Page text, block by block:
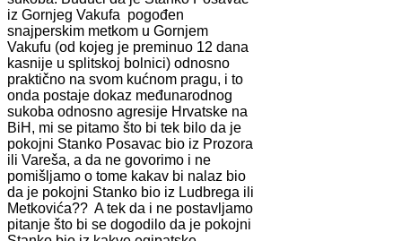
iz Gornjeg Vakufa pogođen
snajperskim metkom u Gornjem
Vakufu (od kojeg je preminuo 12 dana
kasnije u splitskoj bolnici) odnosno
praktično na svom kućnom pragu, i to
onda postaje dokaz međunarodnog
sukoba odnosno agresije Hrvatske na
BiH, mi se pitamo što bi tek bilo da je
pokojni Stanko Posavac bio iz Prozora
ili Vareša, a da ne govorimo i ne
pomišljamo o tome kakav bi nalaz bio
da je pokojni Stanko bio iz Ludbrega ili
Metkovića?? A tek da i ne postavljamo
pitanje što bi se dogodilo da je pokojni